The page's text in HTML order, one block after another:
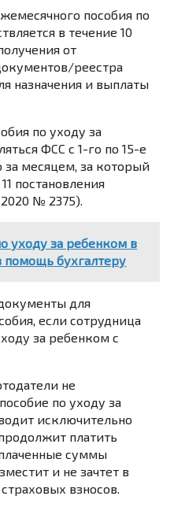
пособия по
в течение 10
от
реестра
назначения и выплаты
по уходу за
ФСС с 1-го по 15-е
месяцем, за который
постановления
№ 2375).
уходу за ребенком в
помощь бухгалтеру
для
если сотрудница
за ребенком с
не
по уходу за
исключительно
платить
суммы
и не зачтет в
взносов.